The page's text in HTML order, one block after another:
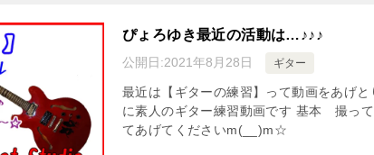
ぴょろゆき最近の活動は…♪♪♪
公開日:2021年8月28日 ギター
最近は【ギターの練習】って動画をあげ
に素人のギター練習動画です 基本 撮っ
てあげてくださいm(__)m☆